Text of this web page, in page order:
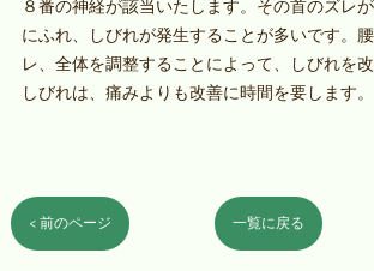
８番の神経が該当いたします。その首のズレ
にふれ、しびれが発生することが多いです。
レ、全体を調整することによって、しびれを
しびれは、痛みよりも改善に時間を要します。
< 前のページ 一覧に戻る